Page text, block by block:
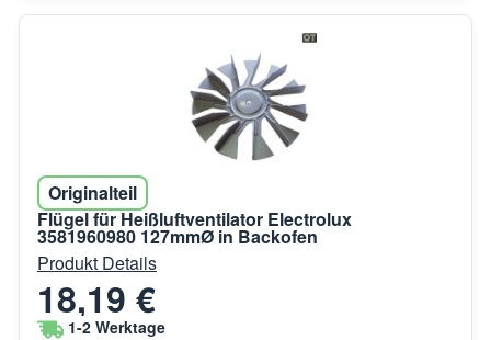
Originalteil
Flügel für Heißluftventilator Electrolux
3581960980 127mmØ in Backofen
Produkt Details
18,19 €
1-2 Werktage